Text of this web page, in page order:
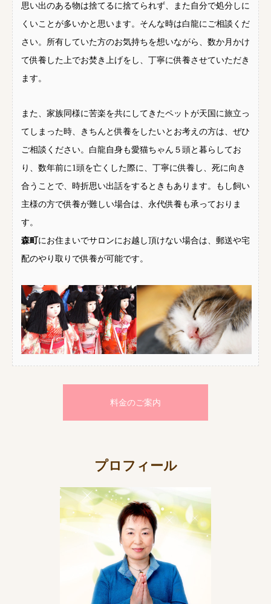
思い出のある物は捨てるに捨てられず、また自分で処分しに
くいことが多いかと思います。そんな時は白龍にご相談くだ
さい。所有していた方のお気持ちを想いながら、数か月かけ
て供養した上でお焚き上げをし、丁寧に供養させていただき
ます。
また、家族同様に苦楽を共にしてきたペットが天国に旅立っ
てしまった時、きちんと供養をしたいとお考えの方は、ぜひ
ご相談ください。白龍自身も愛猫ちゃん５頭と暮らしてお
り、数年前に1頭を亡くした際に、丁寧に供養し、死に向き
合うことで、時折思い出話をするときもあります。もし飼い
主様の方で供養が難しい場合は、永代供養も承っておりま
す。
森町にお住まいでサロンにお越し頂けない場合は、郵送や宅
配のやり取りで供養が可能です。
料金のご案内
プロフィール